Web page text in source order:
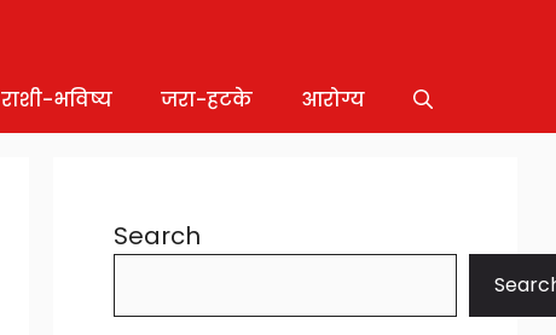
राशी-भविष्य जरा-हटके आरोग्य
Search